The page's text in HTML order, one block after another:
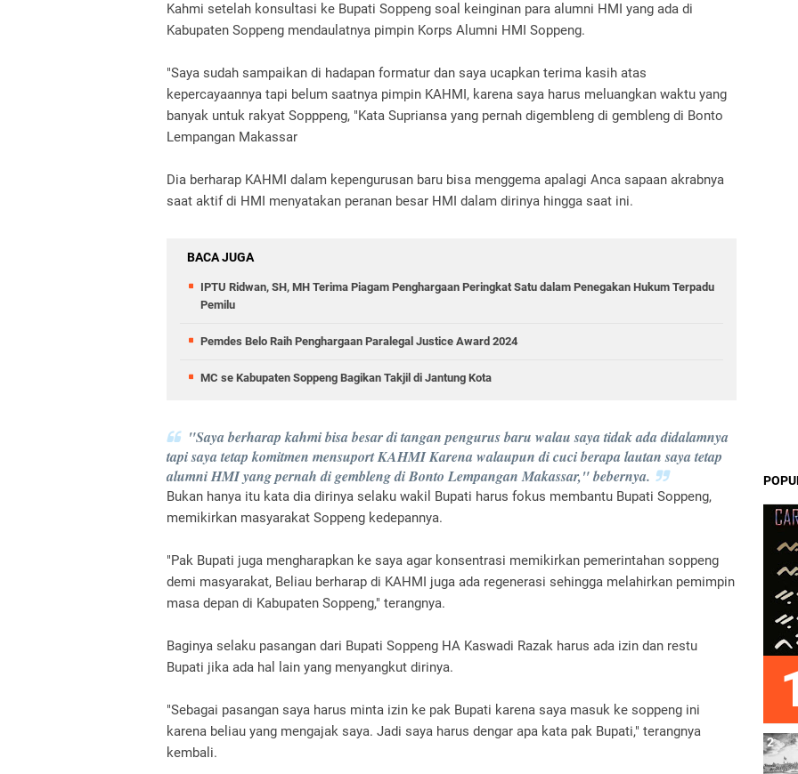
Kahmi setelah konsultasi ke Bupati Soppeng soal keinginan para alumni HMI yang ada di
Kabupaten Soppeng mendaulatnya pimpin Korps Alumni HMI Soppeng.
"Saya sudah sampaikan di hadapan formatur dan saya ucapkan terima kasih atas
kepercayaannya tapi belum saatnya pimpin KAHMI, karena saya harus meluangkan waktu yang
banyak untuk rakyat Sopppeng, "Kata Supriansa yang pernah digembleng di gembleng di Bonto
Lempangan Makassar
Dia berharap KAHMI dalam kepengurusan baru bisa menggema apalagi Anca sapaan akrabnya
saat aktif di HMI menyatakan peranan besar HMI dalam dirinya hingga saat ini.
BACA JUGA
IPTU Ridwan, SH, MH Terima Piagam Penghargaan Peringkat Satu dalam Penegakan Hukum Terpadu
Pemilu
Pemdes Belo Raih Penghargaan Paralegal Justice Award 2024
MC se Kabupaten Soppeng Bagikan Takjil di Jantung Kota
"Saya berharap kahmi bisa besar di tangan pengurus baru walau saya tidak ada didalamnya
tapi saya tetap komitmen mensuport KAHMI Karena walaupun di cuci berapa lautan saya tetap
alumni HMI yang pernah di gembleng di Bonto Lempangan Makassar," bebernya.
Bukan hanya itu kata dia dirinya selaku wakil Bupati harus fokus membantu Bupati Soppeng,
memikirkan masyarakat Soppeng kedepannya.
"Pak Bupati juga mengharapkan ke saya agar konsentrasi memikirkan pemerintahan soppeng
demi masyarakat, Beliau berharap di KAHMI juga ada regenerasi sehingga melahirkan pemimpin
masa depan di Kabupaten Soppeng," terangnya.
Baginya selaku pasangan dari Bupati Soppeng HA Kaswadi Razak harus ada izin dan restu
Bupati jika ada hal lain yang menyangkut dirinya.
"Sebagai pasangan saya harus minta izin ke pak Bupati karena saya masuk ke soppeng ini
karena beliau yang mengajak saya. Jadi saya harus dengar apa kata pak Bupati," terangnya
kembali.